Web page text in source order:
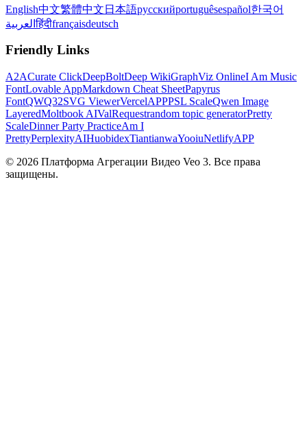
English中文繁體中文 日本語русскийportuguêsespañol한국어
العربيةहिंदीfrançaisdeutsch
Friendly Links
A2ACurate ClickDeepBoltDeep WikiGraphViz OnlineI Am Music
FontLovable AppMarkdown Cheat SheetPapyrus
FontQWQ32SVG ViewerVercelAPPPSL ScaleQwen Image
LayeredMoltbook AIValRequestrandom topic generatorPretty
ScaleDinner Party PracticeAm I
PrettyPerplexityAIHuobidexTiantianwaYooiuNetlifyAPP
© 2026 Платформа Агрегации Видео Veo 3. Все права
защищены.